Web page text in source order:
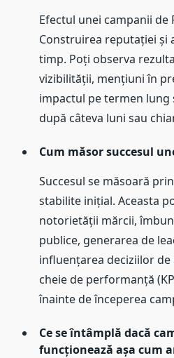
Efectul unei campanii de
Construirea reputației și
timp. Poți observa
vizibilității, mențiuni în
impactul pe termen lung
după câteva luni sau
Cum măsor succesul
Succesul se măsoară
stabilite inițial. Aceasta
notorietății mărcii,
publice, generarea de
influențarea deciziilor
cheie de performanță
înainte de începerea
Ce se întâmplă dacă
funcționează așa cum